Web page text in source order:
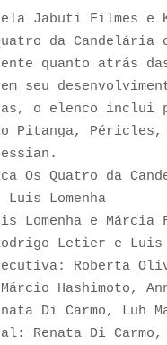
Jabuti Filmes e
da Candelária
quanto atrás
seu
o elenco inclui
Pitanga,
Os Quatro da
Lomenha
Lomenha e Márcia
Letier e Luis
Roberta
Hashimoto,
Di Carmo, Luh
Renata Di